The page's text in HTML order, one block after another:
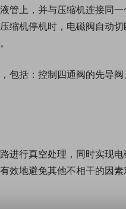
管上，并与压缩机连接同
缩机停机时，电磁阀自动
包括：控制四通阀的先导
进行真空处理，同时实现
效地避免其他不相干的因